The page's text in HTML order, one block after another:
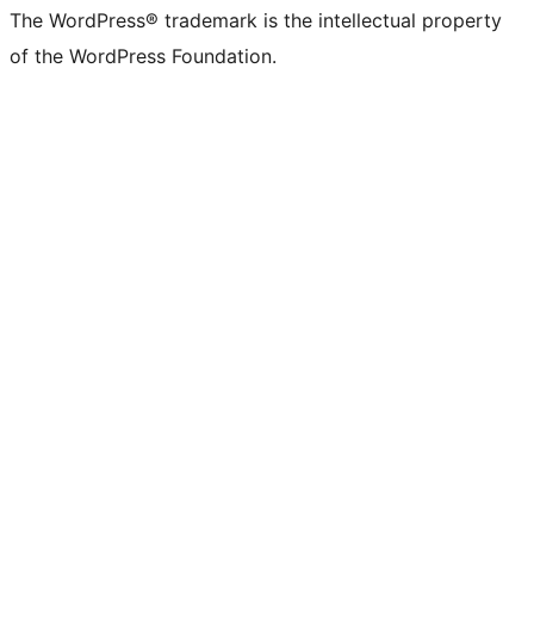
The WordPress® trademark is the intellectual property
of the WordPress Foundation.